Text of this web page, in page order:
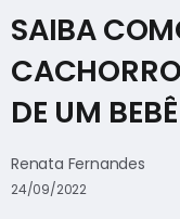
SAIBA
DE UM BEBÊ
Renata Fernandes
24/09/2022